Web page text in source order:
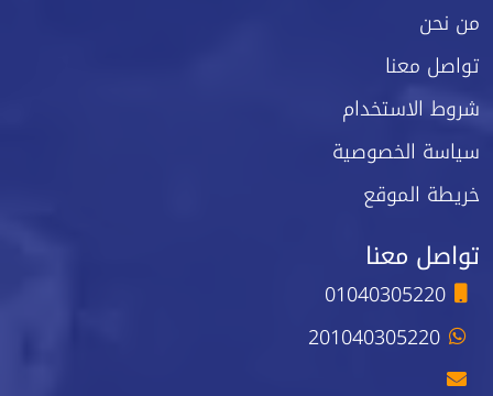
من نحن
تواصل معنا
شروط الاستخدام
سياسة الخصوصية
خريطة الموقع
تواصل معنا
01040305220
201040305220